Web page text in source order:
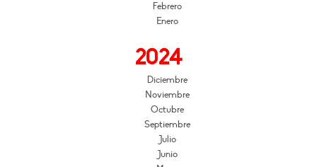
Febrero
Enero
2024
Diciembre
Noviembre
Octubre
Septiembre
Julio
Junio